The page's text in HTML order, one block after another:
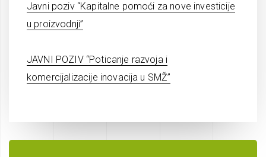
Javni poziv “Kapitalne pomoći za nove investicije
u proizvodnji”
JAVNI POZIV “Poticanje razvoja i
komercijalizacije inovacija u SMŽ”